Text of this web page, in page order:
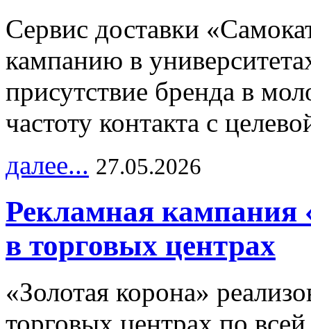
Сервис доставки
кампанию в
присутствие бренда в
частоту контакта с
далее... 27.05.2026
Рекламная кампания
в торговых центрах
«Золотая корона»